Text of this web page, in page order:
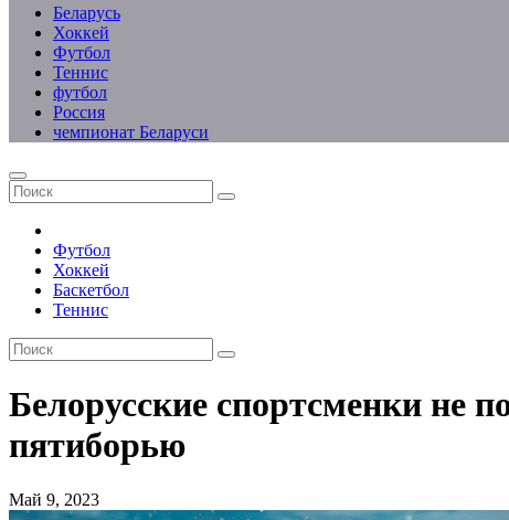
Беларусь
Хоккей
Футбол
Теннис
футбол
Россия
чемпионат Беларуси
Футбол
Хоккей
Баскетбол
Теннис
Белорусские спортсменки не
пятиборью
Май 9, 2023